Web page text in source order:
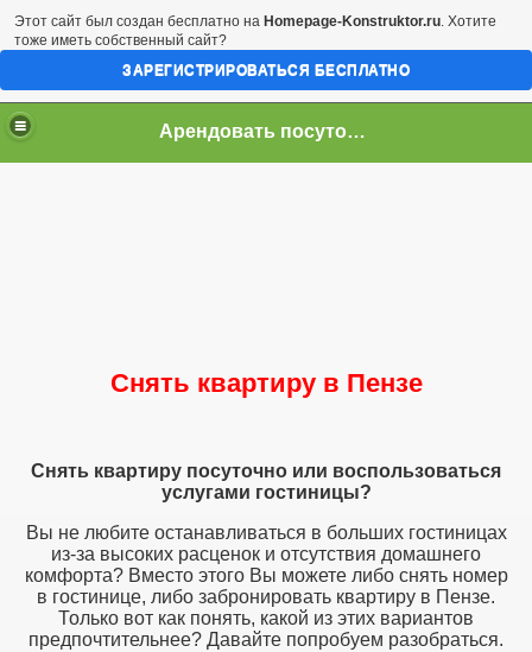
Apeндoвaть пocутoчнo.квapтирa в Пeнзe!!!
Снять квартиру в Пензе
Снять квартиру посуточно или воспользоваться
услугами гостиницы?
Вы не любите останавливаться в больших гостиницах
из-за высоких расценок и отсутствия домашнего
комфорта? Вместо этого Вы можете либо снять номер
в гостинице, либо забронировать квартиру в Пензе.
Только вот как понять, какой из этих вариантов
предпочтительнее? Давайте попробуем разобраться.
Этот сайт был создан бесплатно на Homepage-Konstruktor.ru. Хотите
тоже иметь собственный сайт?
ЗАРЕГИСТРИРОВАТЬСЯ БЕСПЛАТНО